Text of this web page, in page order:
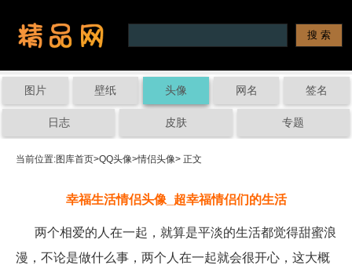
图片 壁纸 头像 网名 签名
日志 皮肤 专题
当前位置:图库首页>QQ头像>情侣头像> 正文
幸福生活情侣头像_超幸福情侣们的生活
两个相爱的人在一起，就算是平淡的生活都觉得甜蜜浪
漫，不论是做什么事，两个人在一起就会很开心，这大概